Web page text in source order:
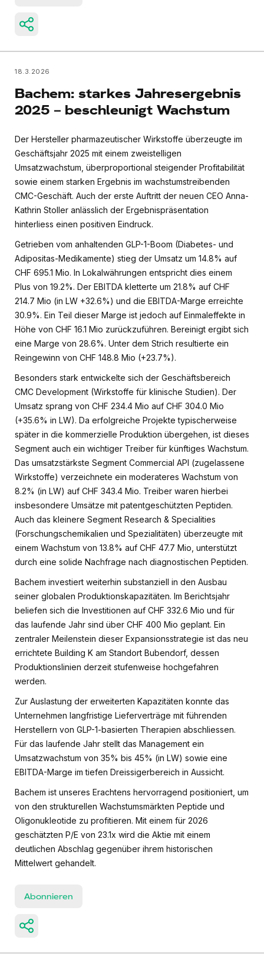
18.3.2026
Bachem: starkes Jahresergebnis
2025 – beschleunigt Wachstum
Der Hersteller pharmazeutischer Wirkstoffe überzeugte im
Geschäftsjahr 2025 mit einem zweistelligen
Umsatzwachstum, überproportional steigender Profitabilität
sowie einem starken Ergebnis im wachstumstreibenden
CMC-Geschäft. Auch der erste Auftritt der neuen CEO Anna-
Kathrin Stoller anlässlich der Ergebnispräsentation
hinterliess einen positiven Eindruck.
Getrieben vom anhaltenden GLP-1-Boom (Diabetes- und
Adipositas-Medikamente) stieg der Umsatz um 14.8% auf
CHF 695.1 Mio. In Lokalwährungen entspricht dies einem
Plus von 19.2%. Der EBITDA kletterte um 21.8% auf CHF
214.7 Mio (in LW +32.6%) und die EBITDA-Marge erreichte
30.9%. Ein Teil dieser Marge ist jedoch auf Einmaleffekte in
Höhe von CHF 16.1 Mio zurückzuführen. Bereinigt ergibt sich
eine Marge von 28.6%. Unter dem Strich resultierte ein
Reingewinn von CHF 148.8 Mio (+23.7%).
Besonders stark entwickelte sich der Geschäftsbereich
CMC Development (Wirkstoffe für klinische Studien). Der
Umsatz sprang von CHF 234.4 Mio auf CHF 304.0 Mio
(+35.6% in LW). Da erfolgreiche Projekte typischerweise
später in die kommerzielle Produktion übergehen, ist dieses
Segment auch ein wichtiger Treiber für künftiges Wachstum.
Das umsatzstärkste Segment Commercial API (zugelassene
Wirkstoffe) verzeichnete ein moderateres Wachstum von
8.2% (in LW) auf CHF 343.4 Mio. Treiber waren hierbei
insbesondere Umsätze mit patentgeschützten Peptiden.
Auch das kleinere Segment Research & Specialities
(Forschungschemikalien und Spezialitäten) überzeugte mit
einem Wachstum von 13.8% auf CHF 47.7 Mio, unterstützt
durch eine solide Nachfrage nach diagnostischen Peptiden.
Bachem investiert weiterhin substanziell in den Ausbau
seiner globalen Produktionskapazitäten. Im Berichtsjahr
beliefen sich die Investitionen auf CHF 332.6 Mio und für
das laufende Jahr sind über CHF 400 Mio geplant. Ein
zentraler Meilenstein dieser Expansionsstrategie ist das neu
errichtete Building K am Standort Bubendorf, dessen
Produktionslinien derzeit stufenweise hochgefahren
werden.
Zur Auslastung der erweiterten Kapazitäten konnte das
Unternehmen langfristige Lieferverträge mit führenden
Herstellern von GLP-1-basierten Therapien abschliessen.
Für das laufende Jahr stellt das Management ein
Umsatzwachstum von 35% bis 45% (in LW) sowie eine
EBITDA-Marge im tiefen Dreissigerbereich in Aussicht.
Bachem ist unseres Erachtens hervorragend positioniert, um
von den strukturellen Wachstumsmärkten Peptide und
Oligonukleotide zu profitieren. Mit einem für 2026
geschätzten P/E von 23.1x wird die Aktie mit einem
deutlichen Abschlag gegenüber ihrem historischen
Mittelwert gehandelt.
Abonnieren